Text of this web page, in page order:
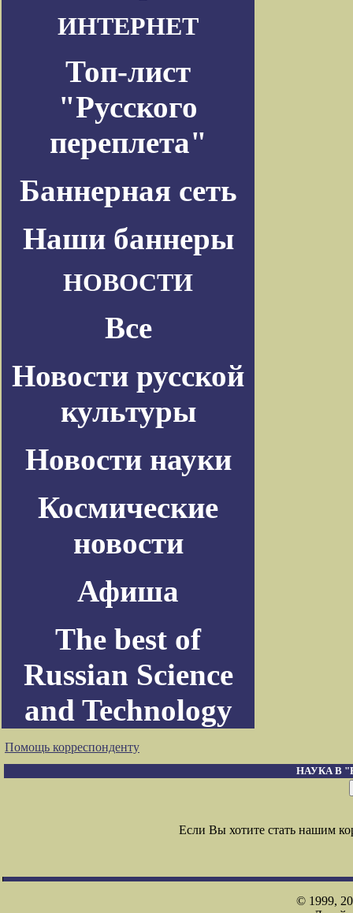
ИНТЕРНЕТ
Топ-лист
"Русского
переплета"
Баннерная сеть
Наши баннеры
НОВОСТИ
Все
Новости русской
культуры
Новости науки
Космические
новости
Афиша
The best of
Russian Science
and Technology
Помощь корреспонденту
НАУКА В
Если Вы хотите стать нашим
© 1999,